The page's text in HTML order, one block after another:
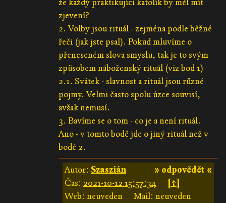
že každý praktikující katolík by měl mít
zjevení?
2. Volby jsou rituál - zejména podle běžné
řeči (jak jste psal). Pokud mluvíme o
přeneseném slova smyslu, tak je to svým
způsobem náboženský rituál (viz bod 1)
2.1. Svátek - slavnost a rituál jsou různé
pojmy. Velmi často spolu úzce souvisí,
avšak nemusí.
3. Bavíme se o tom - co je a není rituál.
Ano - v tomto bodě jde o jiný rituál než v
bodě 2.
» odpovědět «
Autor: Szaszián
Čas: 2021-10-12 15:57:34
[↑]
Web: neuveden
Mail: neuveden